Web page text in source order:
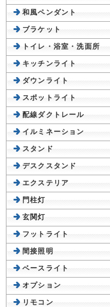
和風ペンダント
ブラケット
トイレ・浴室・洗面所
キッチンライト
ダウンライト
スポットライト
配線ダクトレール
イルミネーション
スタンド
デスクスタンド
エクステリア
門柱灯
玄関灯
フットライト
間接照明
ベースライト
オプション
リモコン